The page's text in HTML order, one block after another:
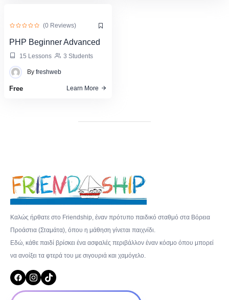
(0 Reviews)
PHP Beginner Advanced
15 Lessons 3 Students
By freshweb
Free Learn More
Καλώς ήρθατε στο Friendship, έναν πρότυπο παιδικό σταθμό στα Βόρεια
Προάστια (Σταμάτα), όπου η μάθηση γίνεται παιχνίδι.
Εδώ, κάθε παιδί βρίσκει ένα ασφαλές περιβάλλον έναν κόσμο όπου μπορεί
να ανοίξει τα φτερά του με σιγουριά και χαμόγελο.